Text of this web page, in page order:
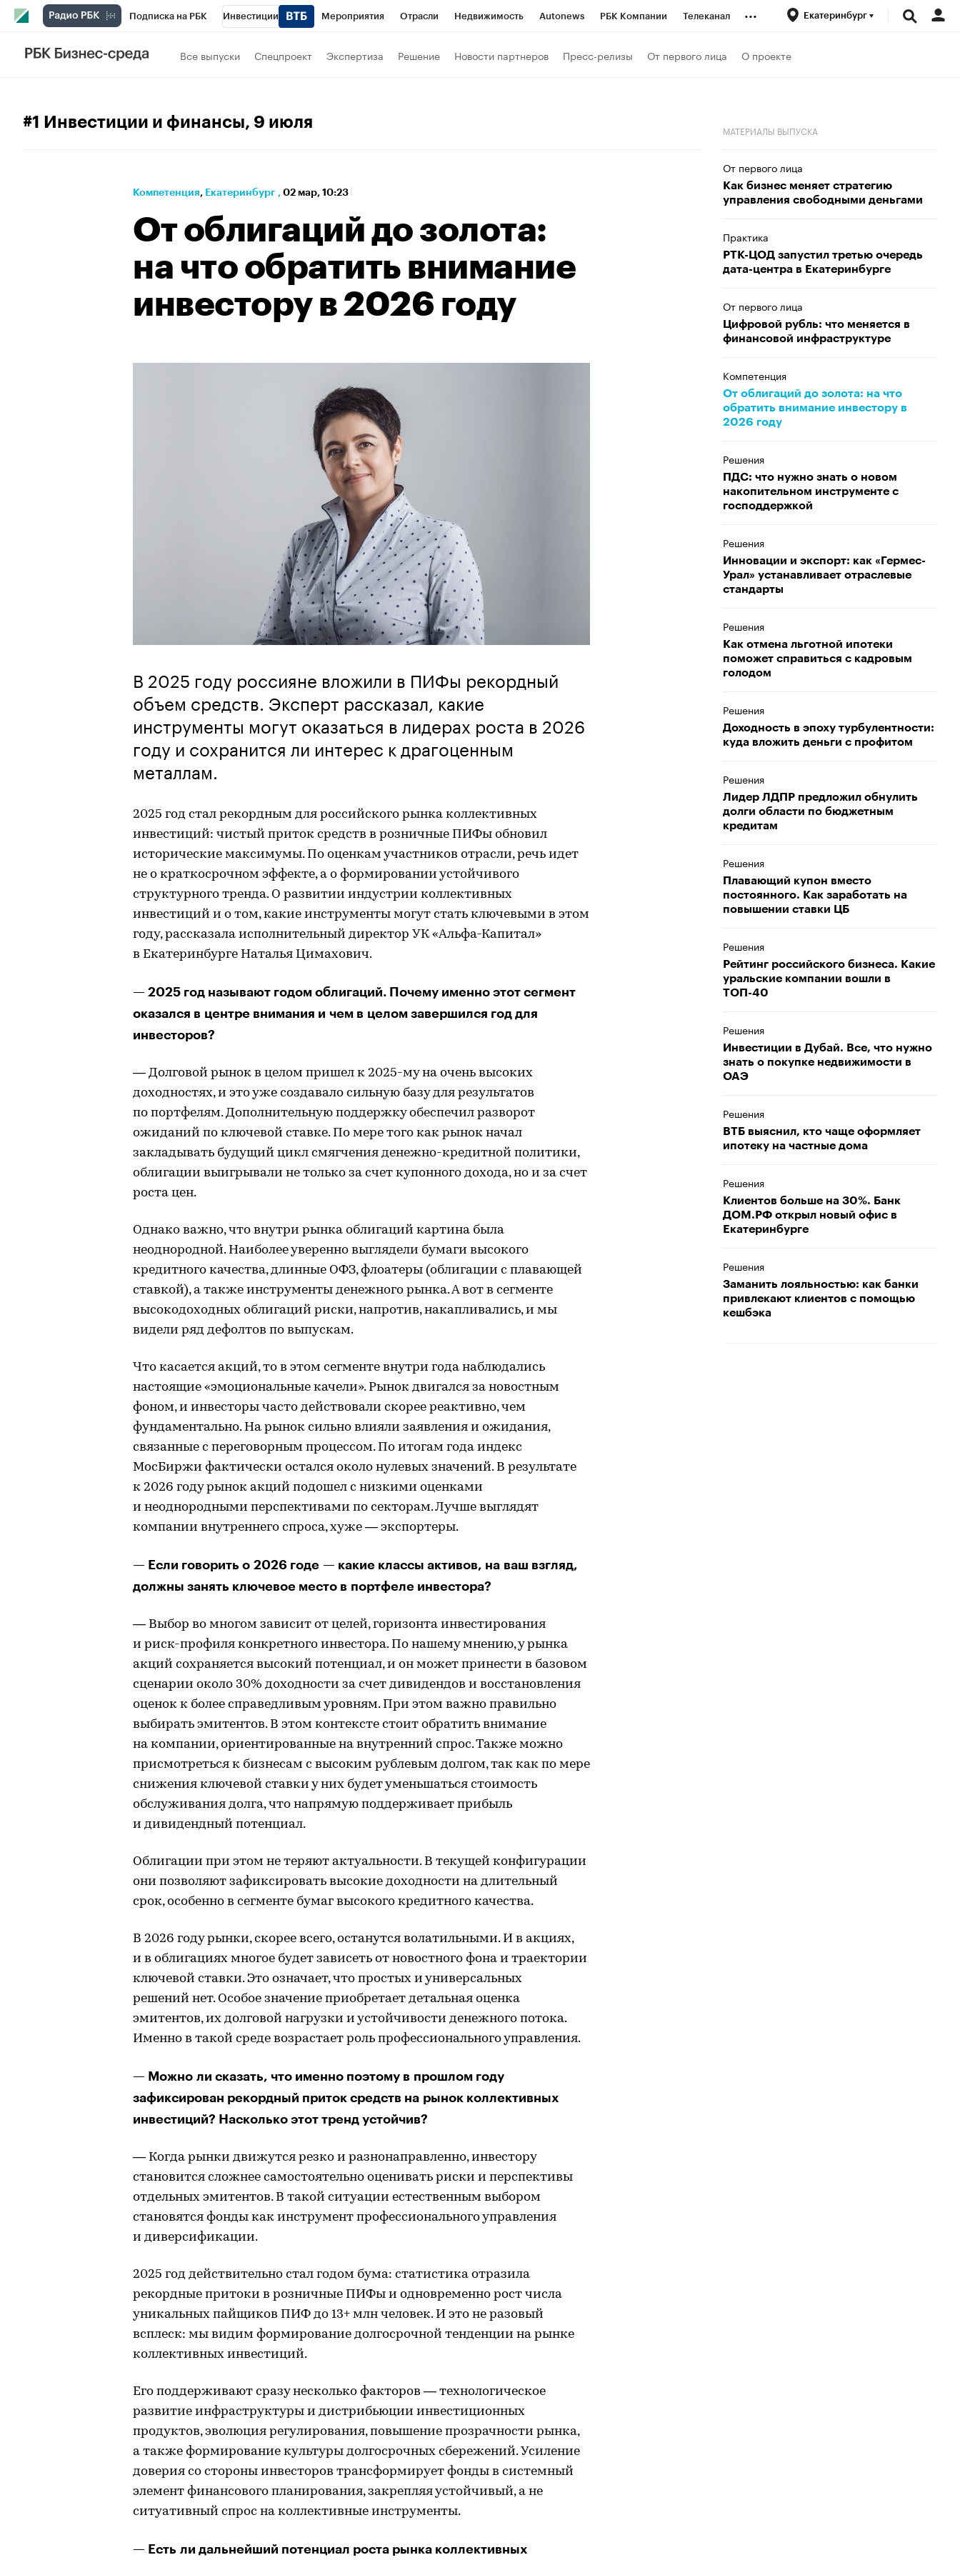
Подписка на РБК Инвестиции Мероприятия Отрасли Недвижимость Autonews РБК Компании Телеканал
РБК Вино
... Екатеринбург
Все выпуски Спецпроект Экспертиза Решение Новости партнеров Пресс-релизы От первого лица О проекте
#1 Инвестиции и финансы, 9 июля
Компетенция⁠, Екатеринбург , 02 мар, 10:23
От облигаций до золота:
на что обратить внимание
инвестору в 2026 году
В 2025 году россияне вложили в ПИФы рекордный
объем средств. Эксперт рассказал, какие
инструменты могут оказаться в лидерах роста в 2026
году и сохранится ли интерес к драгоценным
металлам.
2025 год стал рекордным для российского рынка коллективных
инвестиций: чистый приток средств в розничные ПИФы обновил
исторические максимумы. По оценкам участников отрасли, речь идет
не о краткосрочном эффекте, а о формировании устойчивого
структурного тренда. О развитии индустрии коллективных
инвестиций и о том, какие инструменты могут стать ключевыми в этом
году, рассказала исполнительный директор УК «Альфа-Капитал»
в Екатеринбурге Наталья Цимахович.
— 2025 год называют годом облигаций. Почему именно этот сегмент
оказался в центре внимания и чем в целом завершился год для
инвесторов?
— Долговой рынок в целом пришел к 2025-му на очень высоких
доходностях, и это уже создавало сильную базу для результатов
по портфелям. Дополнительную поддержку обеспечил разворот
ожиданий по ключевой ставке. По мере того как рынок начал
закладывать будущий цикл смягчения денежно-кредитной политики,
облигации выигрывали не только за счет купонного дохода, но и за счет
роста цен.
Однако важно, что внутри рынка облигаций картина была
неоднородной. Наиболее уверенно выглядели бумаги высокого
кредитного качества, длинные ОФЗ, флоатеры (облигации с плавающей
ставкой), а также инструменты денежного рынка. А вот в сегменте
высокодоходных облигаций риски, напротив, накапливались, и мы
видели ряд дефолтов по выпускам.
Что касается акций, то в этом сегменте внутри года наблюдались
настоящие «эмоциональные качели». Рынок двигался за новостным
фоном, и инвесторы часто действовали скорее реактивно, чем
фундаментально. На рынок сильно влияли заявления и ожидания,
связанные с переговорным процессом. По итогам года индекс
МосБиржи фактически остался около нулевых значений. В результате
к 2026 году рынок акций подошел с низкими оценками
и неоднородными перспективами по секторам. Лучше выглядят
компании внутреннего спроса, хуже — экспортеры.
— Если говорить о 2026 годе — какие классы активов, на ваш взгляд,
должны занять ключевое место в портфеле инвестора?
— Выбор во многом зависит от целей, горизонта инвестирования
и риск-профиля конкретного инвестора. По нашему мнению, у рынка
акций сохраняется высокий потенциал, и он может принести в базовом
сценарии около 30% доходности за счет дивидендов и восстановления
оценок к более справедливым уровням. При этом важно правильно
выбирать эмитентов. В этом контексте стоит обратить внимание
на компании, ориентированные на внутренний спрос. Также можно
присмотреться к бизнесам с высоким рублевым долгом, так как по мере
снижения ключевой ставки у них будет уменьшаться стоимость
обслуживания долга, что напрямую поддерживает прибыль
и дивидендный потенциал.
Облигации при этом не теряют актуальности. В текущей конфигурации
они позволяют зафиксировать высокие доходности на длительный
срок, особенно в сегменте бумаг высокого кредитного качества.
В 2026 году рынки, скорее всего, останутся волатильными. И в акциях,
и в облигациях многое будет зависеть от новостного фона и траектории
ключевой ставки. Это означает, что простых и универсальных
решений нет. Особое значение приобретает детальная оценка
эмитентов, их долговой нагрузки и устойчивости денежного потока.
Именно в такой среде возрастает роль профессионального управления.
— Можно ли сказать, что именно поэтому в прошлом году
зафиксирован рекордный приток средств на рынок коллективных
инвестиций? Насколько этот тренд устойчив?
— Когда рынки движутся резко и разнонаправленно, инвестору
становится сложнее самостоятельно оценивать риски и перспективы
отдельных эмитентов. В такой ситуации естественным выбором
становятся фонды как инструмент профессионального управления
и диверсификации.
2025 год действительно стал годом бума: статистика отразила
рекордные притоки в розничные ПИФы и одновременно рост числа
уникальных пайщиков ПИФ до 13+ млн человек. И это не разовый
всплеск: мы видим формирование долгосрочной тенденции на рынке
коллективных инвестиций.
Его поддерживают сразу несколько факторов — технологическое
развитие инфраструктуры и дистрибьюции инвестиционных
продуктов, эволюция регулирования, повышение прозрачности рынка,
а также формирование культуры долгосрочных сбережений. Усиление
доверия со стороны инвесторов трансформирует фонды в системный
элемент финансового планирования, закрепляя устойчивый, а не
ситуативный спрос на коллективные инструменты.
— Есть ли дальнейший потенциал роста рынка коллективных
МАТЕРИАЛЫ ВЫПУСКА
От первого лица
Как бизнес меняет стратегию
управления свободными деньгами
Практика
РТК-ЦОД запустил третью очередь
дата-центра в Екатеринбурге
От первого лица
Цифровой рубль: что меняется в
финансовой инфраструктуре
Компетенция
От облигаций до золота: на что
обратить внимание инвестору в
2026 году
Решения
ПДС: что нужно знать о новом
накопительном инструменте с
господдержкой
Решения
Инновации и экспорт: как «Гермес-
Урал» устанавливает отраслевые
стандарты
Решения
Как отмена льготной ипотеки
поможет справиться с кадровым
голодом
Решения
Доходность в эпоху турбулентности:
куда вложить деньги с профитом
Решения
Лидер ЛДПР предложил обнулить
долги области по бюджетным
кредитам
Решения
Плавающий купон вместо
постоянного. Как заработать на
повышении ставки ЦБ
Решения
Рейтинг российского бизнеса. Какие
уральские компании вошли в
ТОП-40
Решения
Инвестиции в Дубай. Все, что нужно
знать о покупке недвижимости в
ОАЭ
Решения
ВТБ выяснил, кто чаще оформляет
ипотеку на частные дома
Решения
Клиентов больше на 30%. Банк
ДОМ.РФ открыл новый офис в
Екатеринбурге
Решения
Заманить лояльностью: как банки
привлекают клиентов с помощью
кешбэка